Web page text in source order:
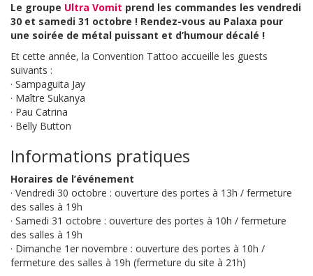
Le groupe Ultra Vomit prend les commandes les vendredi
30 et samedi 31 octobre ! Rendez-vous au Palaxa pour
une soirée de métal puissant et d’humour décalé !
Et cette année, la Convention Tattoo accueille les guests
suivants :
· Sampaguita Jay
· Maître Sukanya
· Pau Catrina
· Belly Button
Informations pratiques
Horaires de l’événement
· Vendredi 30 octobre : ouverture des portes à 13h / fermeture
des salles à 19h
· Samedi 31 octobre : ouverture des portes à 10h / fermeture
des salles à 19h
· Dimanche 1er novembre : ouverture des portes à 10h /
fermeture des salles à 19h (fermeture du site à 21h)